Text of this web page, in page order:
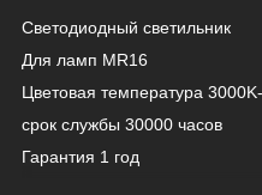
Светодиодный светильник
Для ламп MR16
Цветовая температура
срок службы 30000 часов
Гарантия 1 год